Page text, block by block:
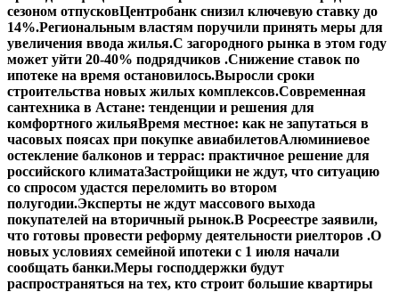
сезоном отпусковЦентробанк снизил ключевую ставку до
14%.Региональным властям поручили принять меры для
увеличения ввода жилья.С загородного рынка в этом году
может уйти 20-40% подрядчиков .Снижение ставок по
ипотеке на время остановилось.Выросли сроки
строительства новых жилых комплексов.Современная
сантехника в Астане: тенденции и решения для
комфортного жильяВремя местное: как не запутаться в
часовых поясах при покупке авиабилетовАлюминиевое
остекление балконов и террас: практичное решение для
российского климатаЗастройщики не ждут, что ситуацию
со спросом удастся переломить во втором
полугодии.Эксперты не ждут массового выхода
покупателей на вторичный рынок.В Росреестре заявили,
что готовы провести реформу деятельности риелторов .О
новых условиях семейной ипотеки с 1 июля начали
сообщать банки.Меры господдержки будут
распространяться на тех, кто строит большие квартиры